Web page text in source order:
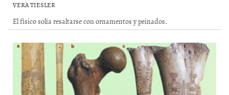
VERA TIESLER
El físico solía resaltarse con ornamentos y peinados.